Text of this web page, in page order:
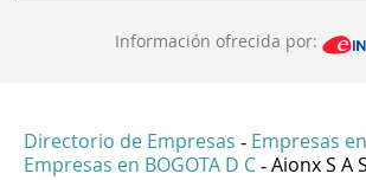
Información ofrecida por:
Directorio de Empresas - Empresas
Empresas en BOGOTA D C - Aionx S A S